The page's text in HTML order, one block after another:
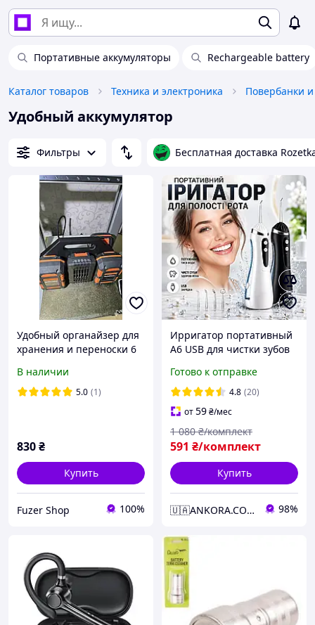
Портативные аккумуляторы Rechargeable battery
Каталог товаров Техника и электроника Повербанки
Удобный аккумулятор
Фильтры Бесплатная доставка
Удобный органайзер для
хранения и переноски 6
платформы DniproM 20v.
В наличии
5.0 (1)
830₴
Купить
Fuzer Shop 100%
Ирригатор портативный
A6 USB для чистки зубов
полости рта удобный
компактный ank-103811
Готово к отправке
4.8 (20)
от59₴/мес
591 ₴/комплект
1 080 ₴/комплект
Купить
🇺🇦ANKORA.COM.UA🇺🇦 98%